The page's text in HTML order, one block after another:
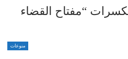
“مفتاح القضاء
منوعات